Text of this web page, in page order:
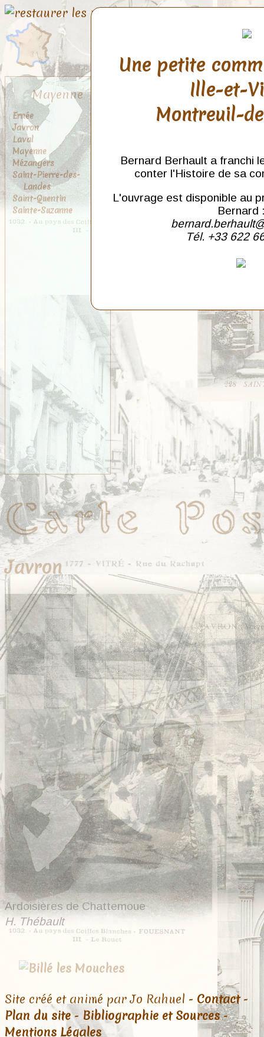
Mayenne
Ernée
Javron
Laval
Mayenne
Mézangers
Saint-Pierre-des-
Landes
Saint-Quentin
Sainte-Suzanne
Javron
Ardoisières de Chattemoue
H. Thébault
Site créé et animé par Jo Rahuel - Contact-
Plan du site- Bibliographie et Sources-
Mentions Légales
Une petite
Ille-et-
Montreuil-
Bernard Berhault a franchi
conter l'Histoire de sa
L'ouvrage est disponible au
Bernard
Tél. +33 622